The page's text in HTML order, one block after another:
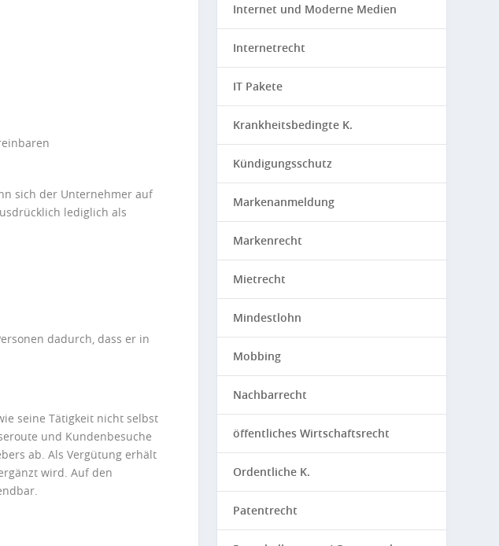
sich der Unternehmer auf
lediglich als
dadurch, dass er in
seine Tätigkeit nicht selbst
und Kundenbesuche
ab. Als Vergütung erhält
wird. Auf den
Internet und Moderne Medien
Internetrecht
IT Pakete
Krankheitsbedingte K.
Kündigungsschutz
Markenanmeldung
Markenrecht
Mietrecht
Mindestlohn
Mobbing
Nachbarrecht
öffentliches Wirtschaftsrecht
Ordentliche K.
Patentrecht